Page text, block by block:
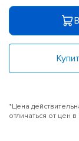
*Цена
отличаться от цен